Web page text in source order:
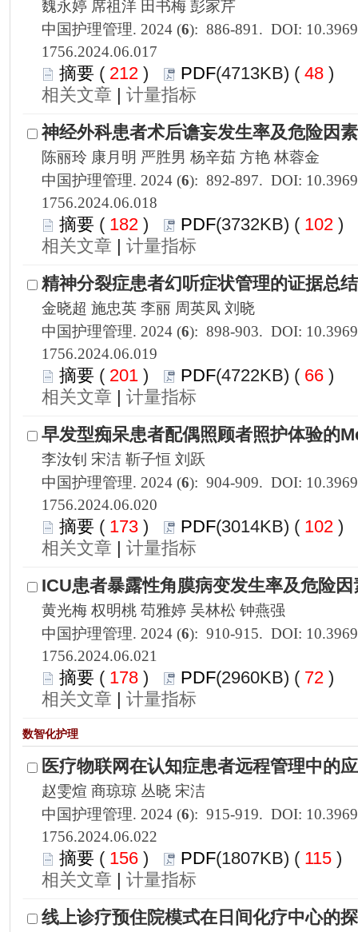
1756.2024.06.017
212 ) 48 )
|
1756.2024.06.018
182 ) 102 )
|
1756.2024.06.019
201 ) 66 )
|
1756.2024.06.020
173 ) 102 )
|
1756.2024.06.021
178 ) 72 )
|
1756.2024.06.022
156 ) 115 )
|